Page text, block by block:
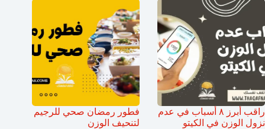
راقب أبرز ٨ أسباب في عدم
نزول الوزن في الكيتو
فطور رمضان صحي للرجيم
لتنحيف الوزن